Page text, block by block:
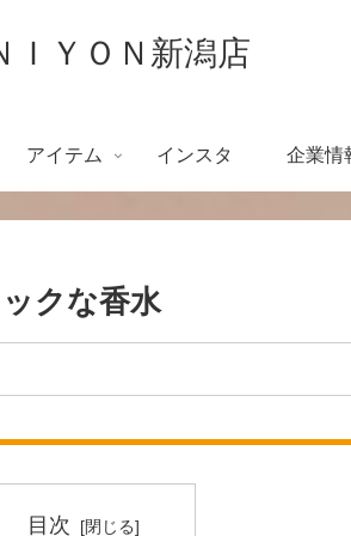
ＩＹＯＮ新潟店
アイテム インスタ 企業情
クな香水
目次